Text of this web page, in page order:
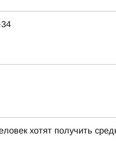
хотят получить